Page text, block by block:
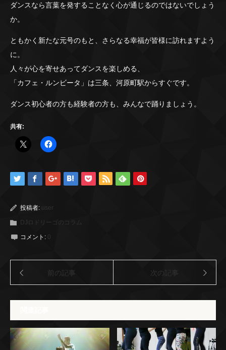
ダンスなら言葉を発することなく心が通じるのではないでしょう
か。
ともかく新たな元号のもと、さらなる幸福が皆様に訪れますよう
に。
人々が心を寄せあってダンスを楽しめる、
「カフェ・ルンビータ」は三条、河原町駅からすぐです。
ダンス初心者の方も経験者の方も、みんなで踊りましょう。
共有:
投稿者: user
DJロドリーゴのコラム
コメント: 0
前の記事 次の記事